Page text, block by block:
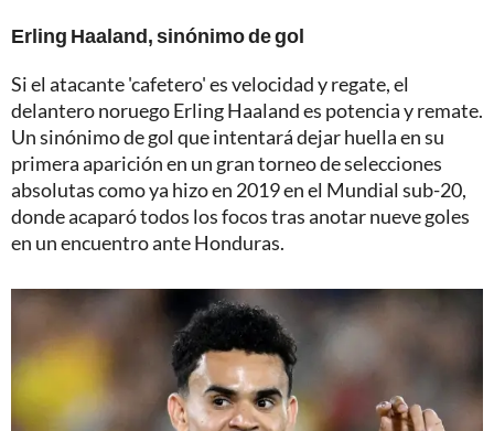
Erling Haaland, sinónimo de gol
Si el atacante 'cafetero' es velocidad y regate, el
delantero noruego Erling Haaland es potencia y remate.
Un sinónimo de gol que intentará dejar huella en su
primera aparición en un gran torneo de selecciones
absolutas como ya hizo en 2019 en el Mundial sub-20,
donde acaparó todos los focos tras anotar nueve goles
en un encuentro ante Honduras.